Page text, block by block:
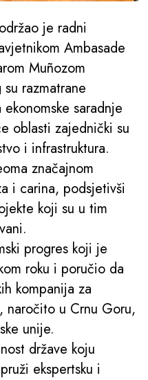
je radni
Ambasade
Muñozom
razmatrane
saradnje
oblasti zajednički su
i infrastruktura.
značajnom
i carina, podsjetivši
koji su u tim
progres koji je
roku i poručio da
kompanija za
naročito u Crnu Goru,
unije.
države koju
ekspertsku i